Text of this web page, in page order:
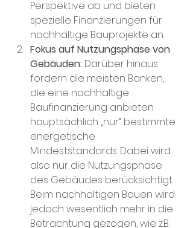
Perspektive ab und bieten
spezielle Finanzierungen für
nachhaltige Bauprojekte an.
Fokus auf Nutzungsphase von
Gebäuden: Darüber hinaus
fordern die meisten Banken,
die eine nachhaltige
Baufinanzierung anbieten
hauptsächlich „nur“ bestimmte
energetische
Mindeststandards. Dabei wird
also nur die Nutzungsphase
des Gebäudes berücksichtigt.
Beim nachhaltigen Bauen wird
jedoch wesentlich mehr in die
Betrachtung gezogen, wie z.B.